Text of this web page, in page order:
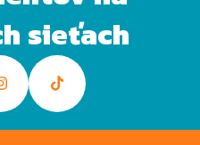
sieťach